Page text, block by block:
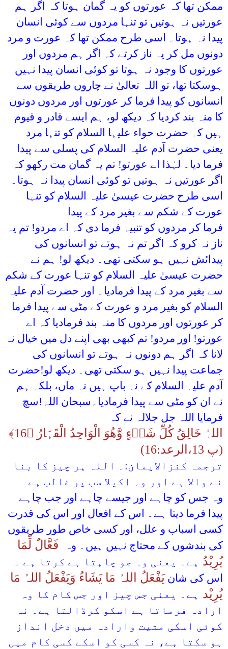
ممکن تھا کہ عورتوں کو یہ گمان ہوتا کہ اگر ہم
عورتیں نہ ہوتیں تو تنہا مردوں سے کوئی انسان
پیدا نہ ہوتا۔ اسی طرح ممکن تھا کہ عورت و مرد
دونوں مل کر یہ ناز کرتے کہ اگر ہم مردوں اور
عورتوں کا وجود نہ ہوتا تو کوئی انسان پیدا نہیں
ہوسکتا تھا، تو اللہ تعالیٰ نے چاروں طریقوں سے
انسانوں کو پیدا فرما کر عورتوں اور مردوں دونوں
کا منہ بند کردیا کہ دیکھ لو، ہم ایسے قادر و قیوم
ہیں کہ حضرت حواء علیہا السلام کو تنہا مرد
یعنی حضرت آدم علیہ السلام کی پسلی سے پیدا
فرما دیا۔ لہٰذا اے عورتو! تم یہ گمان مت رکھو کہ
اگر عورتیں نہ ہوتیں تو کوئی انسان پیدا نہ ہوتا۔
اسی طرح حضرت عیسیٰ علیہ السلام کو تنہا
عورت کے شکم سے بغیر مرد کے پیدا
فرما کر مردوں کو تنبیہ فرما دی کہ اے مردو! تم یہ
ناز نہ کرو کہ اگر تم نہ ہوتے تو انسانوں کی
پیدائش نہیں ہو سکتی تھی۔ دیکھ لو! ہم نے
حضرت عیسیٰ علیہ السلام کو تنہا عورت کے شکم
سے بغیر مرد کے پیدا فرمادیا۔ اور حضرت آدم علیہ
السلام کو بغیر مرد و عورت کے مٹی سے پیدا فرما
کر عورتوں اور مردوں کا منہ بند فرمادیا کہ اے
عورتو! اور مردو! تم کبھی بھی اپنے دل میں خیال نہ
لانا کہ اگر ہم دونوں نہ ہوتے تو انسانوں کی
جماعت پیدا نہیں ہو سکتی تھی۔ دیکھ لو!حضرت
آدم علیہ السلام کے نہ باپ ہیں نہ ماں، بلکہ ہم
نے ان کو مٹی سے پیدا فرمادیا۔سبحان اللہ!سچ
فرمایا اللہ جل جلالہ نے کہ
اللہُ خَالِقُ کُلِّ شَیۡءٍ وَّھُوَ الْوَاحِدُ الْقَہَّارُ ﴿16﴾
(پ 13،الرعد:16)
ترجمہ کنزالایمان:۔ اللہ ہر چیز کا بنا
نے والا ہے اور وہ اکیلا سب پر غالب ہے
وہ جس کو چاہے اور جیسے چاہے اور جب چاہے
پیدا فرما دیتا ہے۔ اس کے افعال اور اس کی قدرت
کسی اسباب و علل، اور کسی خاص طور طریقوں
کی بندشوں کے محتاج نہیں ہیں۔ وہ
فَعَّالٌ لِّمَا
یُرِیْدُ ہے۔ یعنی وہ جو چاہتا ہے کرتا ہے ۔
اس کی شانیَفْعَلُ اللہُ مَا یَشَاءُ وَیَفْعَلُ اللہُ مَا
یُرِیْد ہے۔ یعنی جس چیز اور جس کام کا وہ
ارادہ فرماتا ہے اسکو کرڈالتا ہے۔ نہ
کوئی اسکی مشیت وارادہ میں دخل انداز
ہو سکتا ہے، نہ کسی کو اسکے کسی کام میں